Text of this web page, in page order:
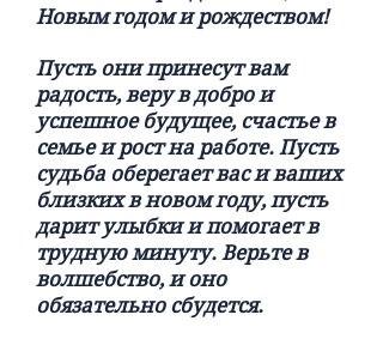
Новым годом и рождеством!
Пусть они принесут вам
радость, веру в добро и
успешное будущее, счастье в
семье и рост на работе. Пусть
судьба оберегает вас и ваших
близких в новом году, пусть
дарит улыбки и помогает в
трудную минуту. Верьте в
волшебство, и оно
обязательно сбудется.